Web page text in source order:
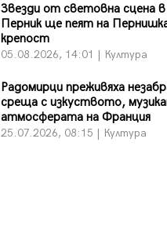
Звезди от световна сцена в
Перник ще пеят на
крепост
05.08.2026, 14:01 | Култура
Радомирци преживяха
среща с изкуството,
атмосферата на Франция
25.07.2026, 08:15 | Култура